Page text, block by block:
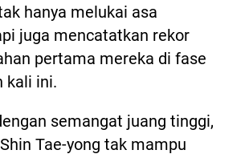
hanya melukai asa
juga mencatatkan rekor
pertama mereka di fase
kali ini.
semangat juang tinggi,
Tae-yong tak mampu